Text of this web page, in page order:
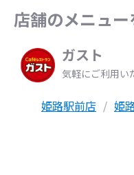
店舗のメニュ
ガスト
気軽にご利用い
姫路駅前店 姫